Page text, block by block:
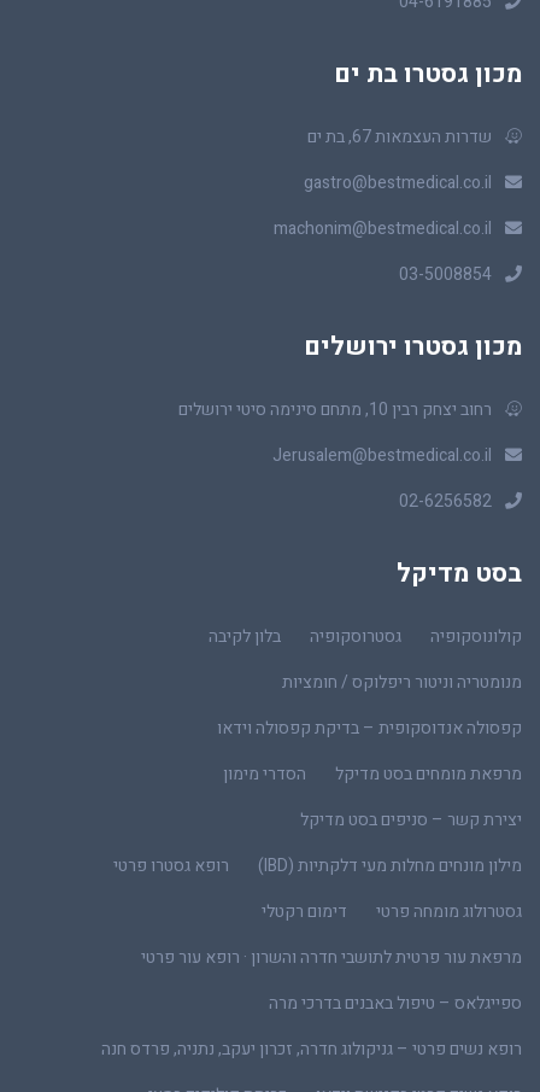
מכון גסטרו בת ים
שדרות העצמאות 67, בת ים
gastro@bestmedical.co.il
machonim@bestmedical.co.il
03-5008854
מכון גסטרו ירושלים
רחוב יצחק רבין 10, מתחם סינימה סיטי ירושלים
Jerusalem@bestmedical.co.il
02-6256582
בסט מדיקל
קולונוסקופיה גסטרוסקופיה
בלון לקיבה
מנומטריה וניטור ריפלוקס / חומציות
קפסולה אנדוסקופית – בדיקת קפסולה וידאו
מרפאת מומחים בסט מדיקל
הסדרי מימון
יצירת קשר – סניפים בסט מדיקל
מילון מונחים מחלות מעי דלקתיות (IBD)
רופא גסטרו פרטי
גסטרולוג מומחה פרטי
דימום רקטלי
מרפאת עור פרטית לתושבי חדרה והשרון · רופא עור פרטי
ספייגלאס – טיפול באבנים בדרכי מרה
רופא נשים פרטי – גניקולוג חדרה, זכרון יעקב, נתניה, פרדס חנה